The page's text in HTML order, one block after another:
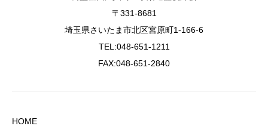
〒331-8681
埼玉県さいたま市北区宮原町1-166-6
TEL:048-651-1211
FAX:048-651-2840
HOME